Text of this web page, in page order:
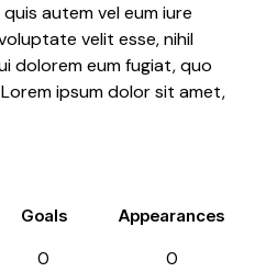
autem vel eum iure
velit esse, nihil
dolorem eum fugiat, quo
ipsum dolor sit amet,
Goals Appearances
0 0